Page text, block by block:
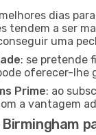
dias
a ser
uma
: se pretende
oferecer-
Prime: ao
a vantagem